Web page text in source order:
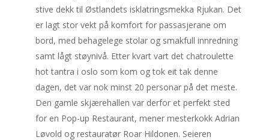
stive dekk til Østlandets isklatringsmekka Rjukan. Det
er lagt stor vekt på komfort for passasjerane om
bord, med behagelege stolar og smakfull innredning
samt lågt støynivå. Etter kvart vart det chatroulette
hot tantra i oslo som kom og tok eit tak denne
dagen, det var nok minst 20 personar på det meste.
Den gamle skjærehallen var derfor et perfekt sted
for en Pop-up Restaurant, mener mesterkokk Adrian
Løvold og restauratør Roar Hildonen. Seieren